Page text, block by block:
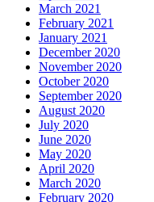
March 2021
February 2021
January 2021
December 2020
November 2020
October 2020
September 2020
August 2020
July 2020
June 2020
May 2020
April 2020
March 2020
February 2020